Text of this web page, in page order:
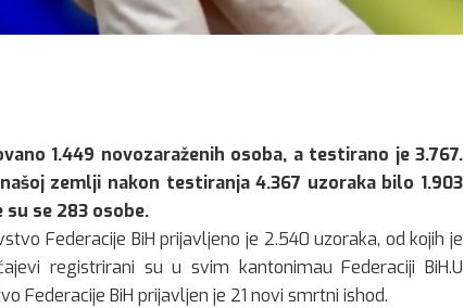
1.449 novozaraženih osoba, a testirano je 3.767.
zemlji nakon testiranja 4.367 uzoraka bilo 1.903
se 283 osobe.
Federacije BiH prijavljeno je 2.540 uzoraka, od kojih je
registrirani su u svim kantonimau Federaciji BiH.U
Federacije BiH prijavljen je 21 novi smrtni ishod.